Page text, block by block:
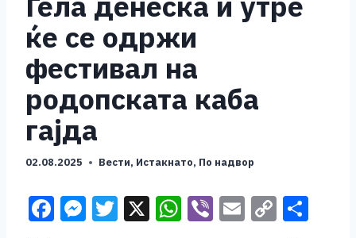
ќе се одржи
фестивал на
родопската каба
гајда
02.08.2025 Вести, Истакнато, По надвор
F M T X W Vi E C